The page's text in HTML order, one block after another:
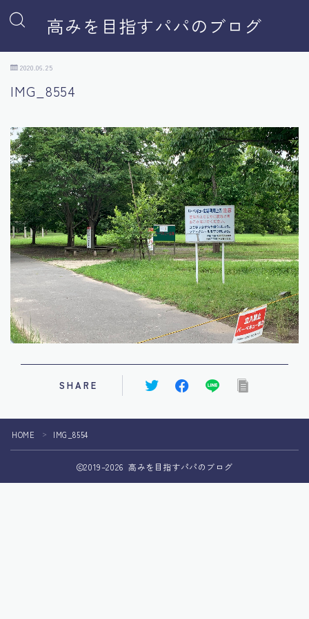
高みを目指すパパのブログ
2020.06.25
IMG_8554
SHARE
HOME ＞ IMG_8554
2019–2026 高みを目指すパパのブログ